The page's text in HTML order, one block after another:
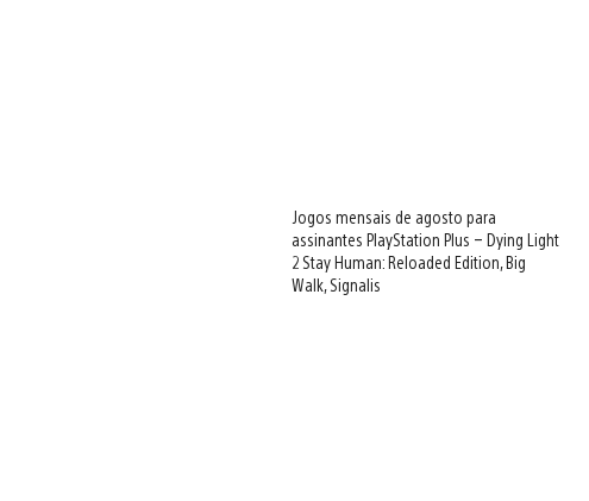
Jogos mensais de agosto para
assinantes PlayStation Plus – Dying Light
2 Stay Human: Reloaded Edition, Big
Walk, Signalis